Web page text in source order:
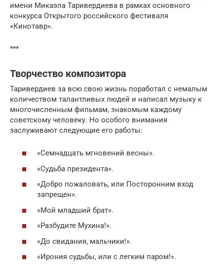
имени Микаэла Таривердиева в рамках основного
конкурса Открытого российского фестиваля
«Кинотавр».
***
Творчество композитора
Таривердиев за всю свою жизнь поработал с немалым
количеством талантливых людей и написал музыку к
многочисленным фильмам, знакомым каждому
советскому человеку. Но особого внимания
заслуживают следующие его работы:
«Семнадцать мгновений весны».
«Судьба президента».
«Добро пожаловать, или Посторонним вход
запрещен».
«Мой младший брат».
«Разбудите Мухина!».
«До свидания, мальчики!».
«Ирония судьбы, или с легким паром!».